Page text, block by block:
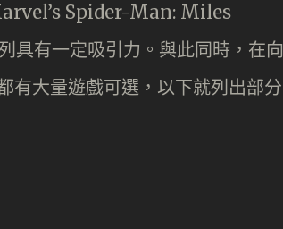
Spider-Man: Miles
有一定吸引力。與此同時，在向
大量遊戲可選，以下就列出部分